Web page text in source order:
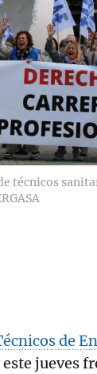
técnicos
de
jueves